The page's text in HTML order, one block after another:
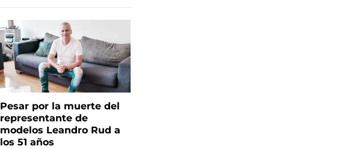
Pesar por la muerte del
representante de
modelos Leandro Rud a
los 51 años